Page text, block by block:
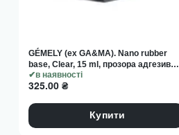
в наявності
GÉMELY (ex GA&MA). Nano rubber
base, Clear, 15 ml, прозора адгезивна
база
325.00 ₴
Купити